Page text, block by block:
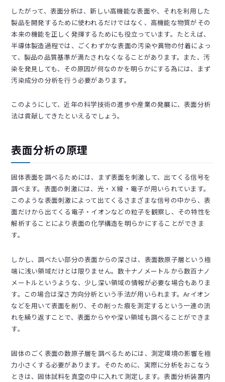
したがって、表面分析は、新しい高機能な表面や、それを利用した
製品を開発するために使われるだけではなく、高機能な物質がその
本来の機能を正しく発揮するためにも役立っています。たとえば、
半導体製造過程では、ごくわずかな表面の汚染や異物の付着によっ
て、製品の品質基準が満たされなくなることがあります。また、汚
染を発見しても、その原因が何なのかを明らかにする為には、まず
汚染成分の分析を行う必要があります。
このようにして、近年の科学技術の進歩や産業の発展に、表面分析
法は貢献してきたといえるでしょう。
表面分析の原理
固体表面を調べるためには、まず表面を刺激して、出てくる信号を
調べます。表面の刺激には、光・Ｘ線・電子が用いられています。
このような表面刺激によって出てくるさまざまな信号の中から、表
面だけから出てくる電子・イオンなどの粒子を観察し、その特性を
解析することにより表面の化学構造を明らかにすることができま
す。
しかし、調べたい部分の表面からの深さは、表面数原子層という極
端に浅い領域だけとは限りません。数十ナノメートルから数百ナノ
メートルというような、少し深い領域の情報が必要な場合もありま
す。この場合は深さ方向分析という手法が用いられます。Arイオン
などを用いて表面を削り、その削った痕を測定するという一連の流
れを繰り返すことで、表面からやや深い領域も調べることができま
す。
固体のごく表面の数原子層を調べるためには、測定環境の影響を極
力小さくする必要があります。そのために、実際に分析をおこなう
ときは、固体試料を真空の中に入れて測定します。表面分析装置内